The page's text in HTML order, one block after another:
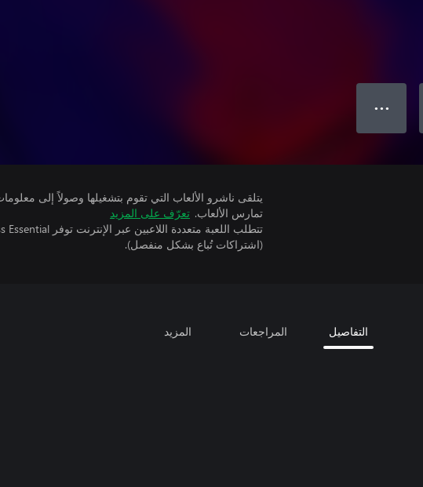
● ● ●
تمارس الألعاب. تعرّف على المزيد
(اشتراكات تُباع بشكل منفصل).
التفاصيل المراجعات المزيد